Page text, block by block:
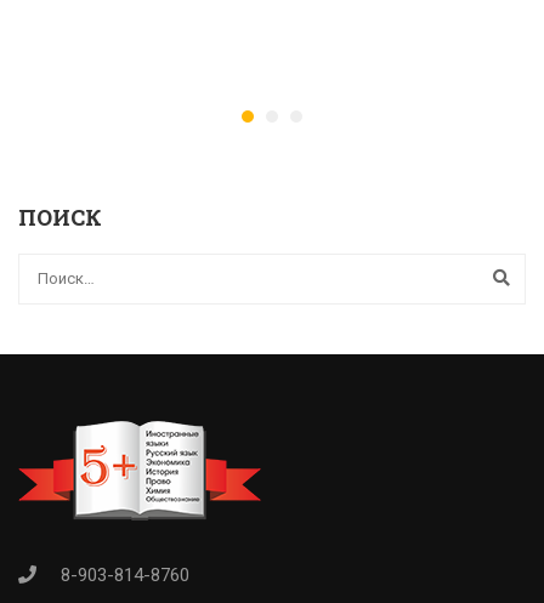
ПОИСК
8-903-814-8760